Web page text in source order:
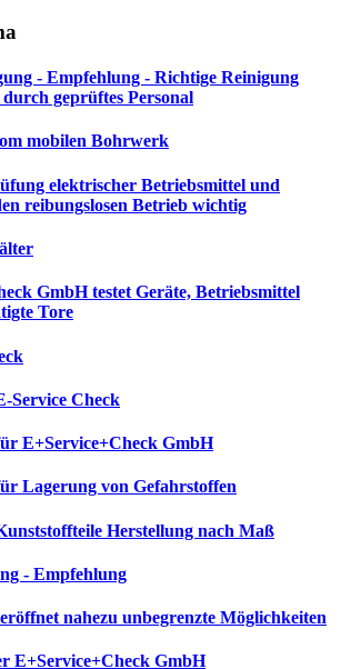
- Empfehlung - Richtige Reinigung
geprüftes Personal
mobilen Bohrwerk
elektrischer Betriebsmittel und
reibungslosen Betrieb wichtig
GmbH testet Geräte, Betriebsmittel
Tore
Service Check
E+Service+Check GmbH
Lagerung von Gefahrstoffen
Herstellung nach Maß
- Empfehlung
nahezu unbegrenzte Möglichkeiten
E+Service+Check GmbH